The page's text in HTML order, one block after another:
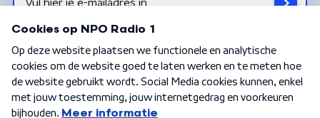
Algemene voorwaarden